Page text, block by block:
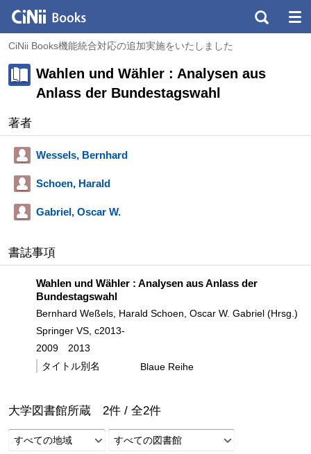
CiNii Books機能統合対応の追加実施をいたしました
Wahlen und Wähler : Analysen aus
Anlass der Bundestagswahl
著者
Wessels, Bernhard
Schoen, Harald
Gabriel, Oscar W.
書誌事項
Wahlen und Wähler : Analysen aus Anlass der
Bundestagswahl
Bernhard Weßels, Harald Schoen, Oscar W. Gabriel (Hrsg.)
Springer VS, c2013-
2009
2013
タイトル別名
Blaue Reihe
大学図書館所蔵 2件 / 全2件
すべての地域
すべての図書館